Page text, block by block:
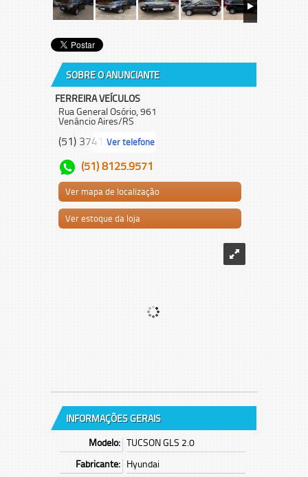
SOBRE O ANUNCIANTE
FERREIRA VEÍCULOS
Rua General Osório, 961
Venâncio Aires/RS
(51) 3741.5...Ver telefone
(51) 8125.9571
Ver mapa de localização
Ver estoque da loja
INFORMAÇÕES GERAIS
Modelo: TUCSON GLS 2.0
Fabricante: Hyundai